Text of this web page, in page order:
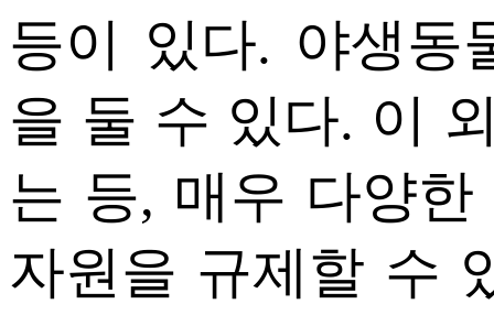
등이 있다. 야생동
을 둘 수 있다. 이
는 등, 매우 다양
자원을 규제할 수